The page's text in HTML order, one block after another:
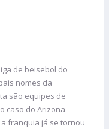
de beisebol do
nomes da
são equipes de
caso do Arizona
franquia já se tornou